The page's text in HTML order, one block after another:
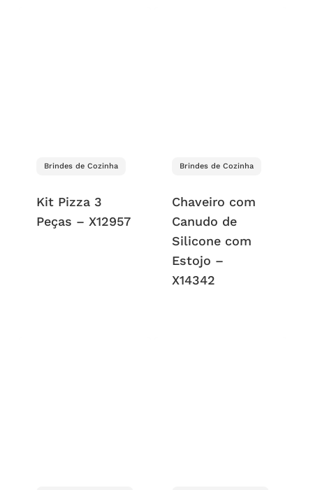
Brindes de Cozinha
Kit Pizza 3
Peças – X12957
Brindes de Cozinha
Chaveiro com
Canudo de
Silicone com
Estojo –
X14342